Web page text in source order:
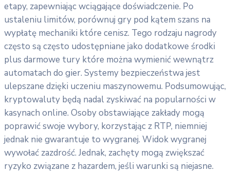
etapy, zapewniając wciągające doświadczenie. Po
ustaleniu limitów, porównuj gry pod kątem szans na
wypłatę mechaniki które cenisz. Tego rodzaju nagrody
często są często udostępniane jako dodatkowe środki
plus darmowe tury które można wymienić wewnątrz
automatach do gier. Systemy bezpieczeństwa jest
ulepszane dzięki uczeniu maszynowemu. Podsumowując,
kryptowaluty będą nadal zyskiwać na popularności w
kasynach online. Osoby obstawiające zakłady mogą
poprawić swoje wybory, korzystając z RTP, niemniej
jednak nie gwarantuje to wygranej. Widok wygranej
wywołać zazdrość. Jednak, zachęty mogą zwiększać
ryzyko związane z hazardem, jeśli warunki są niejasne.